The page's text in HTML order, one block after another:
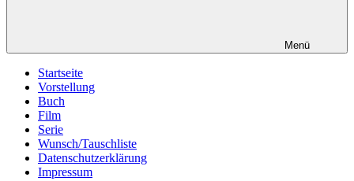
Menü
Startseite
Vorstellung
Buch
Film
Serie
Wunsch/Tauschliste
Datenschutzerklärung
Impressum